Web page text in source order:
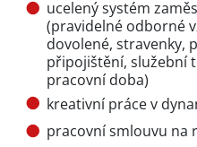
ucelený systém
(pravidelné odborné
dovolené, stravenky,
připojištění, služební
pracovní doba)
kreativní práce v
pracovní smlouvu na